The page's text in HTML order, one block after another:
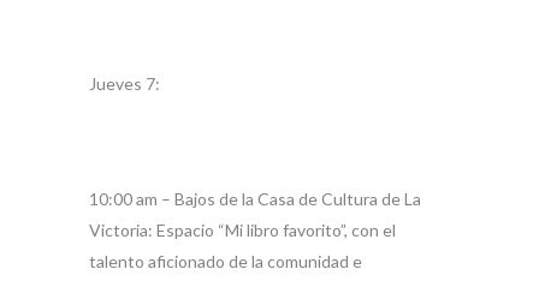
Jueves 7:
10:00 am – Bajos de la Casa de Cultura de La
Victoria: Espacio “Mi libro favorito”, con el
talento aficionado de la comunidad e